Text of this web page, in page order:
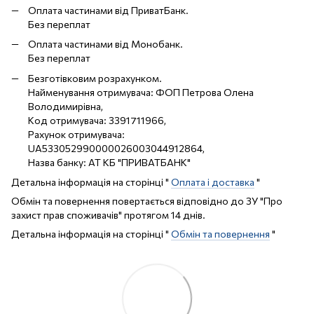
Оплата частинами від ПриватБанк.
Без переплат
Оплата частинами від Монобанк.
Без переплат
Безготівковим розрахунком.
Найменування отримувача: ФОП Петрова Олена
Володимирівна,
Код отримувача: 3391711966,
Рахунок отримувача:
UA533052990000026003044912864,
Назва банку: АТ КБ "ПРИВАТБАНК"
Детальна інформація на сторінці " Оплата і доставка "
Обмін та повернення повертається відповідно до ЗУ "Про
захист прав споживачів" протягом 14 днів.
Детальна інформація на сторінці " Обмін та повернення "